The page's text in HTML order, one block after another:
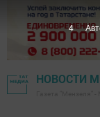
НОВОСТИ
3